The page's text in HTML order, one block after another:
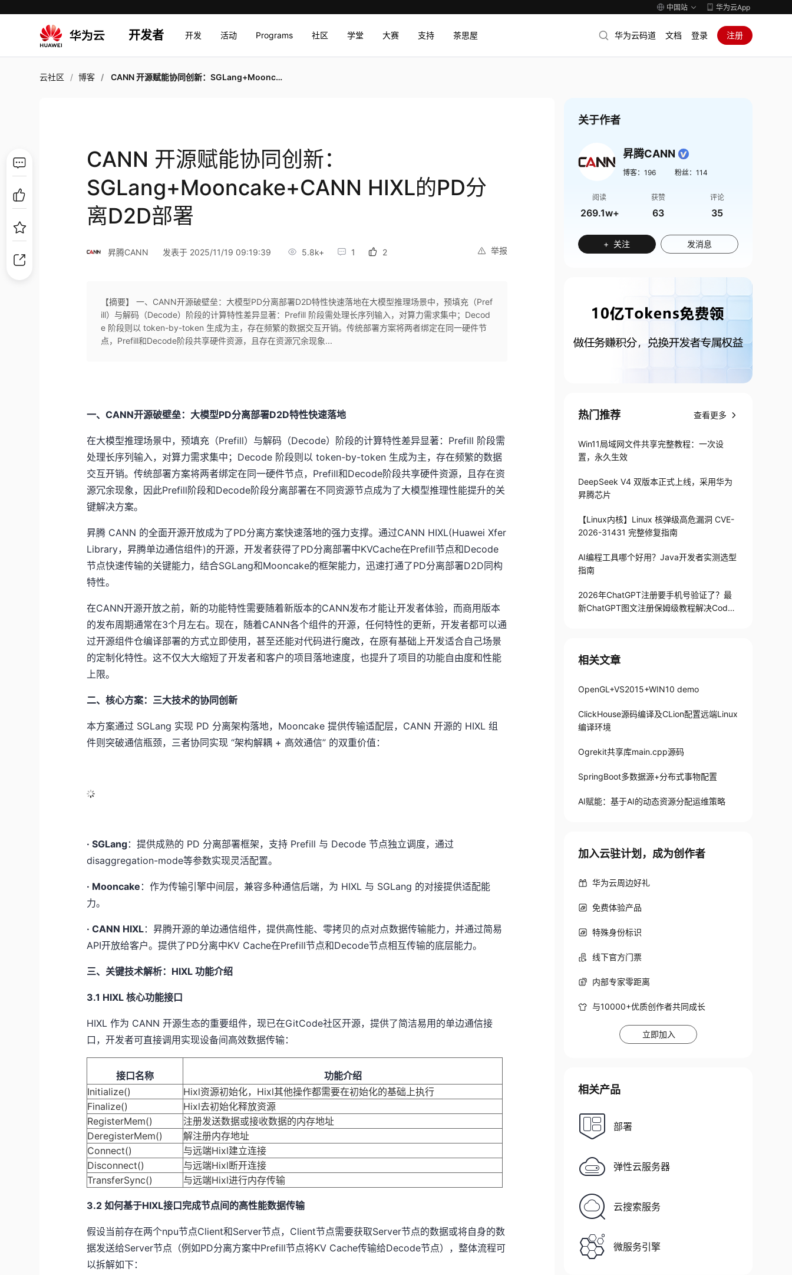
中国站 华为云App
开发者 开发 活动 Programs 社区 学堂 大赛 支持 茶思屋 华为云码道 文档 登录 注册
云社区 博客 CANN 开源赋能协同创新：SGLang+Mooncake+CANN HIXL的PD分离D2D部署
CANN 开源赋能协同创新：
SGLang+Mooncake+CANN HIXL的PD分
离D2D部署
举报
昇腾CANN 发表于 2025/11/19 09:19:39 5.8k+ 1 2
【摘要】 一、CANN开源破壁垒：大模型PD分离部署D2D特性快速落地在大模型推理场景中，预填充（Pref
ill）与解码（Decode）阶段的计算特性差异显著：Prefill 阶段需处理长序列输入，对算力需求集中；Decod
e 阶段则以 token-by-token 生成为主，存在频繁的数据交互开销。传统部署方案将两者绑定在同一硬件节
点，Prefill和Decode阶段共享硬件资源，且存在资源冗余现象...
一、CANN开源破壁垒：大模型PD分离部署D2D特性快速落地
在大模型推理场景中，预填充（Prefill）与解码（Decode）阶段的计算特性差异显著：Prefill 阶段需
处理长序列输入，对算力需求集中；Decode 阶段则以 token-by-token 生成为主，存在频繁的数据
交互开销。传统部署方案将两者绑定在同一硬件节点，Prefill和Decode阶段共享硬件资源，且存在资
源冗余现象，因此Prefill阶段和Decode阶段分离部署在不同资源节点成为了大模型推理性能提升的关
键解决方案。
昇腾 CANN 的全面开源开放成为了PD分离方案快速落地的强力支撑。通过CANN HIXL(Huawei Xfer
Library，昇腾单边通信组件)的开源，开发者获得了PD分离部署中KVCache在Prefill节点和Decode
节点快速传输的关键能力，结合SGLang和Mooncake的框架能力，迅速打通了PD分离部署D2D同构
特性。
在CANN开源开放之前，新的功能特性需要随着新版本的CANN发布才能让开发者体验，而商用版本
的发布周期通常在3个月左右。现在，随着CANN各个组件的开源，任何特性的更新，开发者都可以通
过开源组件仓编译部署的方式立即使用，甚至还能对代码进行魔改，在原有基础上开发适合自己场景
的定制化特性。这不仅大大缩短了开发者和客户的项目落地速度，也提升了项目的功能自由度和性能
上限。
二、核心方案：三大技术的协同创新
本方案通过 SGLang 实现 PD 分离架构落地，Mooncake 提供传输适配层，CANN 开源的 HIXL 组
件则突破通信瓶颈，三者协同实现 “架构解耦 + 高效通信” 的双重价值：
·SGLang：提供成熟的 PD 分离部署框架，支持 Prefill 与 Decode 节点独立调度，通过
disaggregation-mode等参数实现灵活配置。
· Mooncake ：作为传输引擎中间层，兼容多种通信后端，为 HIXL 与 SGLang 的对接提供适配能
力。
·CANN HIXL：昇腾开源的单边通信组件，提供高性能、零拷贝的点对点数据传输能力，并通过简易
API开放给客户。提供了PD分离中KV Cache在Prefill节点和Decode节点相互传输的底层能力。
三、关键技术解析：HIXL 功能介绍
3.1 HIXL 核心功能接口
HIXL 作为 CANN 开源生态的重要组件，现已在GitCode社区开源，提供了简洁易用的单边通信接
口，开发者可直接调用实现设备间高效数据传输：
接口名称
功能介绍
Initialize()
Hixl资源初始化，Hixl其他操作都需要在初始化的基础上执行
Finalize()
Hixl去初始化释放资源
RegisterMem()
注册发送数据或接收数据的内存地址
DeregisterMem()
解注册内存地址
Connect()
与远端Hixl建立连接
Disconnect()
与远端Hixl断开连接
TransferSync()
与远端Hixl进行内存传输
3.2 如何基于HIXL接口完成节点间的高性能数据传输
假设当前存在两个npu节点Client和Server节点，Client节点需要获取Server节点的数据或将自身的数
据发送给Server节点（例如PD分离方案中Prefill节点将KV Cache传输给Decode节点），整体流程可
以拆解如下：
关于作者
昇腾CANN
博客： 196 粉丝： 114
阅读
269.1w+
获赞
63
评论
35
+ 关注 发消息
热门推荐 查看更多
Win11局域网文件共享完整教程：一次设
置，永久生效
DeepSeek V4 双版本正式上线，采用华为
昇腾芯片
【Linux内核】Linux 核弹级高危漏洞 CVE-
2026-31431 完整修复指南
AI编程工具哪个好用？Java开发者实测选型
指南
2026年ChatGPT注册要手机号验证了？最
新ChatGPT图文注册保姆级教程解决Codex
相关文章
OpenGL+VS2015+WIN10 demo
ClickHouse源码编译及CLion配置远端Linux
编译环境
Ogrekit共享库main.cpp源码
SpringBoot多数据源+分布式事物配置
AI赋能：基于AI的动态资源分配运维策略
加入云驻计划，成为创作者
华为云周边好礼
免费体验产品
特殊身份标识
线下官方门票
内部专家零距离
与10000+优质创作者共同成长
立即加入
相关产品
部署
弹性云服务器
云搜索服务
微服务引擎